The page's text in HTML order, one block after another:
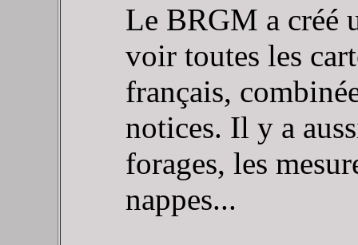
Le BRGM a créé
voir toutes les
français,
notices. Il y a
forages, les
nappes...